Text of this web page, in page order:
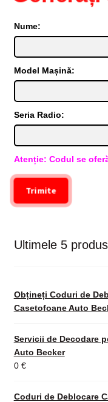
Nume:
Model Mașină:
Seria Radio:
Atenție: Codul se
Trimite
Ultimele 5
Obțineți Coduri de
Casetofoane Auto
Servicii de Decodare
Auto Becker
0 €
Coduri de Deblocare